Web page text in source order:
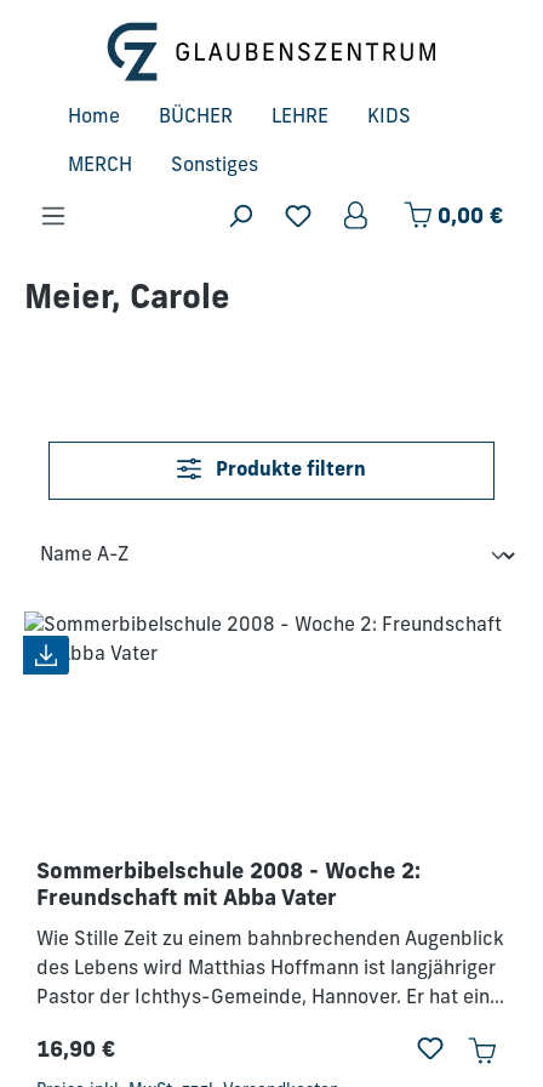
Zum Hauptinhalt springen
Home BÜCHER LEHRE KIDS
MERCH Sonstiges
0,00 €
Meier, Carole
Produkte filtern
Sommerbibelschule 2008 - Woche 2:
Freundschaft mit Abba Vater
Wie Stille Zeit zu einem bahnbrechenden Augenblick
des Lebens wird Matthias Hoffmann ist langjähriger
Pastor der Ichthys-Gemeinde, Hannover. Er hat eine
Gottes zu vermitteln. Inhalt:Plenen - Wie ist Gott-
Regulärer Preis:
16,90 €